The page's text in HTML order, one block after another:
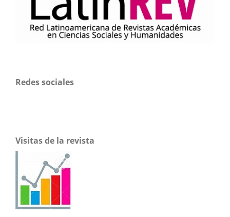
Redes sociales
Visitas de la revista